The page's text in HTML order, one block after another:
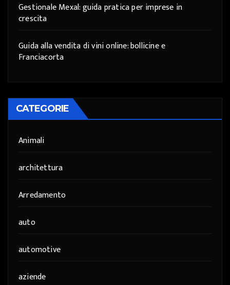
Gestionale Mexal: guida pratica per imprese in
crescita
Guida alla vendita di vini online: bollicine e
Franciacorta
CATEGORIE
Animali
architettura
Arredamento
auto
automotive
aziende